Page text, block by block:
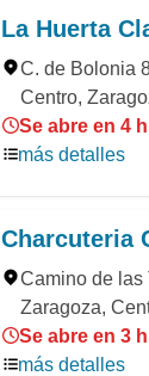
La Huerta
C. de Bolonia
Centro,
Se abre en 4
más detalles
Charcuteria
Camino de las
Zaragoza,
Se abre en 3
más detalles